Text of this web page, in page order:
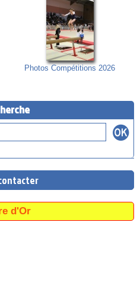
Photos Compétitions 2026
d'Or